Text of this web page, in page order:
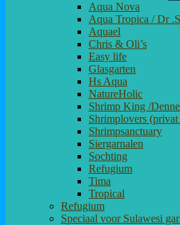
Aqua Nova
Aqua Tropica / Dr
Aquael
Chris & Oli’s
Easy life
Glasgarten
Hs Aqua
NatureHolic
Shrimp King /
Shrimplovers
Shrimpsanctuary
Siergarnalen
Sochting
Refugium
Tima
Tropical
Refugium
Speciaal voor Sulawesi